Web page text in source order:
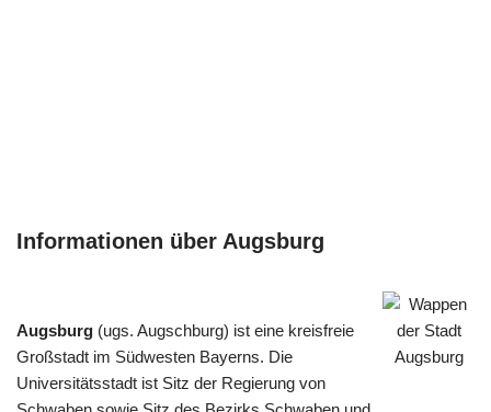
Informationen über Augsburg
Augsburg (ugs. Augschburg) ist eine kreisfreie
Großstadt im Südwesten Bayerns. Die
Universitätsstadt ist Sitz der Regierung von